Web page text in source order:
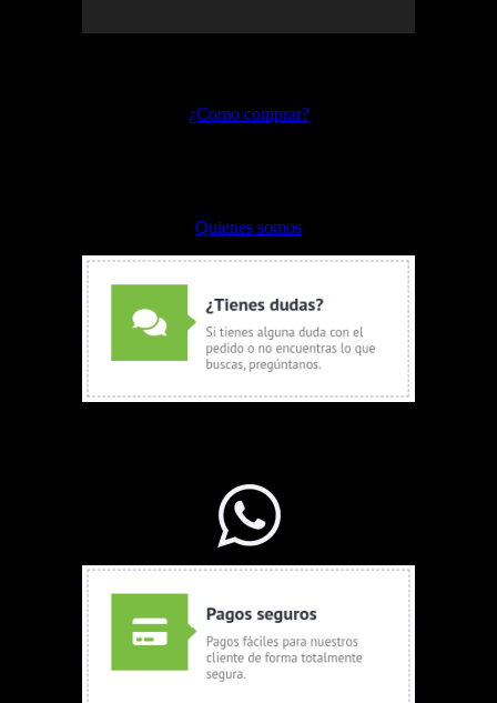
¿Como comprar?
Quienes somos